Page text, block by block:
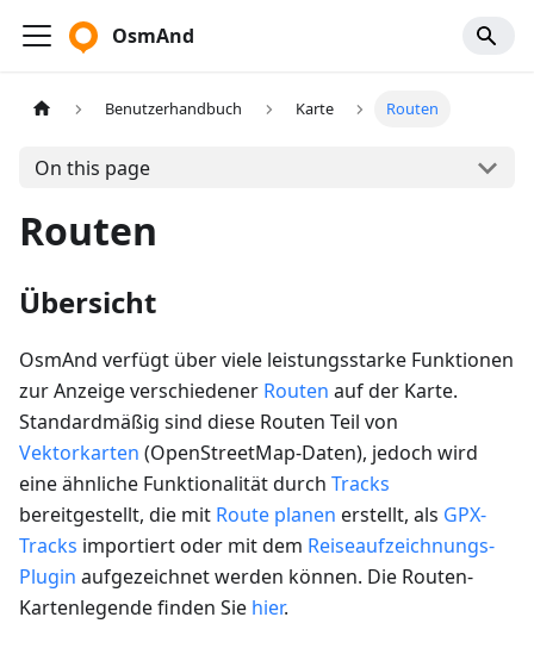
OsmAnd
Benutzerhandbuch Karte Routen
On this page
Routen
Übersicht
OsmAnd verfügt über viele leistungsstarke Funktionen
zur Anzeige verschiedener Routen auf der Karte.
Standardmäßig sind diese Routen Teil von
Vektorkarten (OpenStreetMap-Daten), jedoch wird
eine ähnliche Funktionalität durch Tracks
bereitgestellt, die mit Route planen erstellt, als GPX-
Tracks importiert oder mit dem Reiseaufzeichnungs-
Plugin aufgezeichnet werden können. Die Routen-
Kartenlegende finden Sie hier.